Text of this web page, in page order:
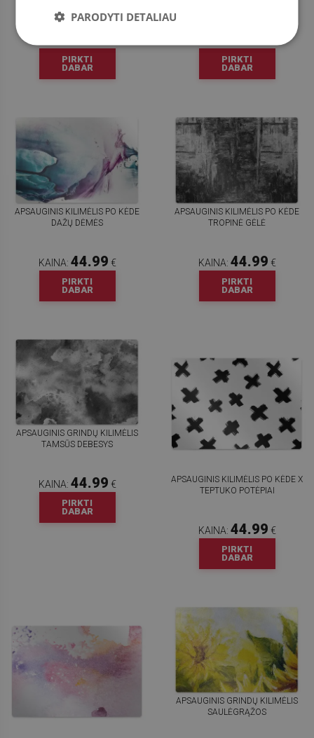
PIRKTI
DABAR
PIRKTI
DABAR
APSAUGINIS KILIMĖLIS PO KĖDE
DAŽŲ DĖMĖS
KAINA: 44.99 €
PIRKTI
DABAR
APSAUGINIS KILIMĖLIS PO KĖDE
TROPINĖ GĖLĖ
KAINA: 44.99 €
PIRKTI
DABAR
APSAUGINIS GRINDŲ KILIMĖLIS
TAMSŪS DEBESYS
KAINA: 44.99 €
PIRKTI
DABAR
APSAUGINIS KILIMĖLIS PO KĖDE X
TEPTUKO POTĖPIAI
KAINA: 44.99 €
PIRKTI
DABAR
APSAUGINIS GRINDŲ KILIMĖLIS
SAULĖGRĄŽOS
PARODYTI DETALIAU